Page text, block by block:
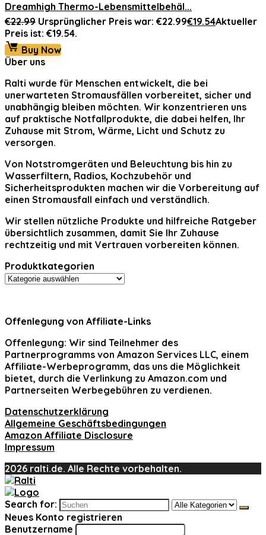
Dreamhigh Thermo-Lebensmittelbehäl...
€22.99 Ursprünglicher Preis war: €22.99€19.54Aktueller
Preis ist: €19.54.
Buy Now
Über uns
Ralti wurde für Menschen entwickelt, die bei
unerwarteten Stromausfällen vorbereitet, sicher und
unabhängig bleiben möchten. Wir konzentrieren uns
auf praktische Notfallprodukte, die dabei helfen, Ihr
Zuhause mit Strom, Wärme, Licht und Schutz zu
versorgen.
Von Notstromgeräten und Beleuchtung bis hin zu
Wasserfiltern, Radios, Kochzubehör und
Sicherheitsprodukten machen wir die Vorbereitung auf
einen Stromausfall einfach und verständlich.
Wir stellen nützliche Produkte und hilfreiche Ratgeber
übersichtlich zusammen, damit Sie Ihr Zuhause
rechtzeitig und mit Vertrauen vorbereiten können.
Produktkategorien
Offenlegung von Affiliate-Links
Offenlegung: Wir sind Teilnehmer des
Partnerprogramms von Amazon Services LLC, einem
Affiliate-Werbeprogramm, das uns die Möglichkeit
bietet, durch die Verlinkung zu Amazon.com und
Partnerseiten Werbegebühren zu verdienen.
Datenschutzerklärung
Allgemeine Geschäftsbedingungen
Amazon Affiliate Disclosure
Impressum
2026 ralti.de. Alle Rechte vorbehalten.
Search for:
Neues Konto registrieren
Benutzername